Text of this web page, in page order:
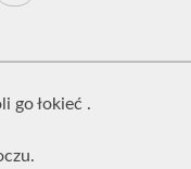
go łokieć .